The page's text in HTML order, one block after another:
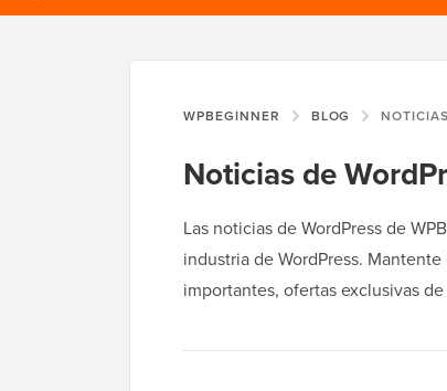
WPBEGINNER BLOG NOTICIAS
Noticias de
Las noticias de WordPress de
industria de WordPress.
importantes, ofertas exclusivas